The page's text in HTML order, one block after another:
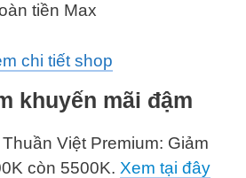
tiền Max
chi tiết shop
khuyến mãi đậm
Việt Premium: Giảm
còn 5500K. Xem tại đây